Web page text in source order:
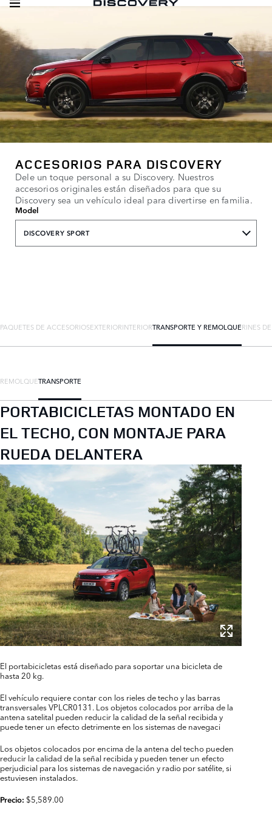
ACCESORIOS PARA DISCOVERY
Dele un toque personal a su Discovery. Nuestros
accesorios originales están diseñados para que su
Discovery sea un vehículo ideal para divertirse en familia.
Model
DISCOVERY SPORT
PAQUETES DE ACCESORIOSEXTERIORINTERIORTRANSPORTE Y REMOLQUERINES
REMOLQUETRANSPORTE
PORTABICICLETAS MONTADO EN
EL TECHO, CON MONTAJE PARA
RUEDA DELANTERA
El portabicicletas está diseñado para soportar una bicicleta de
hasta 20 kg.
El vehículo requiere contar con los rieles de techo y las barras
transversales VPLCR0131. Los objetos colocados por arriba de la
antena satelital pueden reducir la calidad de la señal recibida y
puede tener un efecto detrimente en los sistemas de navegaci
Los objetos colocados por encima de la antena del techo pueden
reducir la calidad de la señal recibida y pueden tener un efecto
perjudicial para los sistemas de navegación y radio por satélite, si
estuviesen instalados.
Precio: $5,589.00